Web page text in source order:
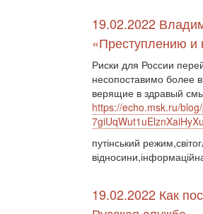
19.02.2022
«Преступлению и
Риски для России
несопоставимо более
верящие в здравый
https://echo.msk.ru/
путінський
19.02.2022 Как